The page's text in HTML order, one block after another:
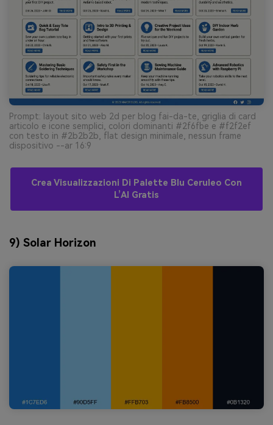
Prompt: layout sito web 2d per blog fai-da-te, griglia di card
articolo e icone semplici, colori dominanti #2f6fbe e #f2f2ef
con testo in #2b2b2b, flat design minimale, nessun frame
dispositivo --ar 16:9
Crea Visualizzazioni Di Palette Blu Ceruleo Con
L’AI Gratis
9) Solar Horizon